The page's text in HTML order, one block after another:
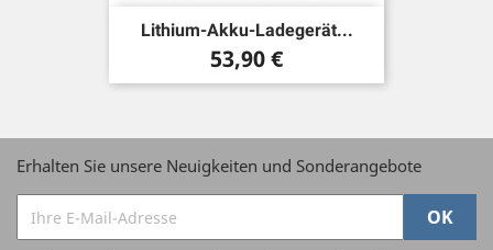
Lithium-Akku-Ladegerät...
Preis
53,90 €
Erhalten Sie unsere Neuigkeiten und Sonderangebote